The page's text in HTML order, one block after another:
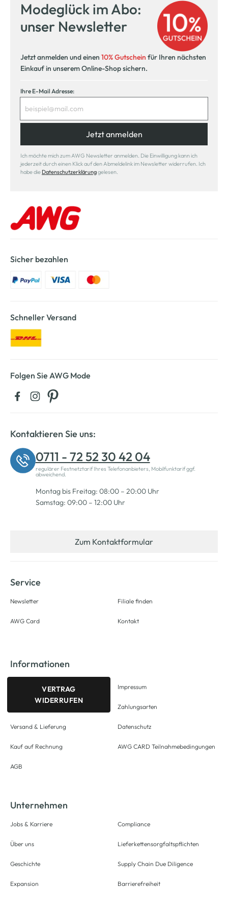
Modeglück im Abo:
unser Newsletter
Jetzt anmelden und einen 10% Gutschein für Ihren nächsten
Einkauf in unserem Online-Shop sichern.
Ihre E-Mail Adresse:
Jetzt anmelden
Ich möchte mich zum AWG Newsletter anmelden. Die Einwilligung kann ich
jederzeit durch einen Klick auf den Abmeldelink im Newsletter widerrufen. Ich
habe die Datenschutzerklärunggelesen.
Sicher bezahlen
Schneller Versand
Folgen Sie AWG Mode
Kontaktieren Sie uns:
0711 - 72 52 30 42 04
regulärer Festnetztarif Ihres Telefonanbieters, Mobilfunktarif ggf.
abweichend.
Montag bis Freitag: 08:00 – 20:00 Uhr
Samstag: 09:00 – 12:00 Uhr
Zum Kontaktformular
Service
Newsletter
AWG Card
Filiale finden
Kontakt
Informationen
VERTRAG
WIDERRUFEN
Versand & Lieferung
Kauf auf Rechnung
AGB
Impressum
Zahlungsarten
Datenschutz
AWG CARD Teilnahmebedingungen
Unternehmen
Jobs & Karriere
Über uns
Geschichte
Expansion
Compliance
Lieferkettensorgfaltspflichten
Supply Chain Due Diligence
Barrierefreiheit